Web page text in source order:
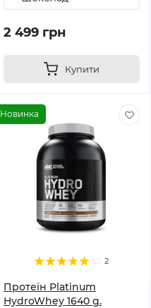
2 499 грн
Купити
Новинка
2
Протеїн Platinum
HydroWhey 1640 g.